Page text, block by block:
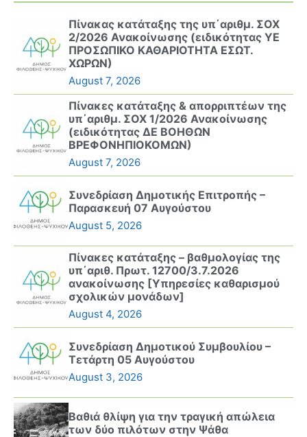
Πίνακας κατάταξης της υπ΄αριθμ. ΣΟΧ
2/2026 Ανακοίνωσης (ειδικότητας ΥΕ
ΠΡΟΣΩΠΙΚΟ ΚΑΘΑΡΙΟΤΗΤΑ ΕΣΩΤ.
ΧΩΡΩΝ)
August 7, 2026
Πίνακες κατάταξης & απορριπτέων της
υπ΄αριθμ. ΣΟΧ 1/2026 Ανακοίνωσης
(ειδικότητας ΔΕ ΒΟΗΘΩΝ
ΒΡΕΦΟΝΗΠΙΟΚΟΜΩΝ)
August 7, 2026
Συνεδρίαση Δημοτικής Επιτροπής –
Παρασκευή 07 Αυγούστου
August 5, 2026
Πίνακες κατάταξης – βαθμολογίας της
υπ΄αριθ. Πρωτ. 12700/3.7.2026
ανακοίνωσης [Υπηρεσίες καθαρισμού
σχολικών μονάδων]
August 4, 2026
Συνεδρίαση Δημοτικού Συμβουλίου –
Τετάρτη 05 Αυγούστου
August 3, 2026
Βαθιά θλίψη για την τραγική απώλεια
των δύο πιλότων στην Ψάθα